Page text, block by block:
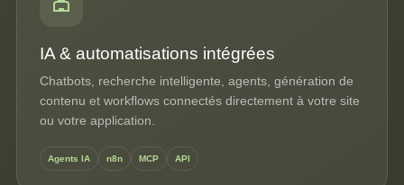
IA & automatisations intégrées
Chatbots, recherche intelligente, agents, génération de
contenu et workflows connectés directement à votre site
ou votre application.
Agents IA n8n MCP API